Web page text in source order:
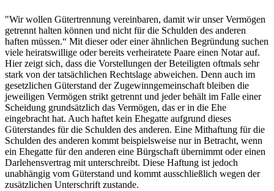
"Wir wollen Gütertrennung vereinbaren, damit wir unser Vermögen
getrennt halten können und nicht für die Schulden des anderen
haften müssen.“ Mit dieser oder einer ähnlichen Begründung suchen
viele heiratswillige oder bereits verheiratete Paare einen Notar auf.
Hier zeigt sich, dass die Vorstellungen der Beteiligten oftmals sehr
stark von der tatsächlichen Rechtslage abweichen. Denn auch im
gesetzlichen Güterstand der Zugewinngemeinschaft bleiben die
jeweiligen Vermögen strikt getrennt und jeder behält im Falle einer
Scheidung grundsätzlich das Vermögen, das er in die Ehe
eingebracht hat. Auch haftet kein Ehegatte aufgrund dieses
Güterstandes für die Schulden des anderen. Eine Mithaftung für die
Schulden des anderen kommt beispielsweise nur in Betracht, wenn
ein Ehegatte für den anderen eine Bürgschaft übernimmt oder einen
Darlehensvertrag mit unterschreibt. Diese Haftung ist jedoch
unabhängig vom Güterstand und kommt ausschließlich wegen der
zusätzlichen Unterschrift zustande.